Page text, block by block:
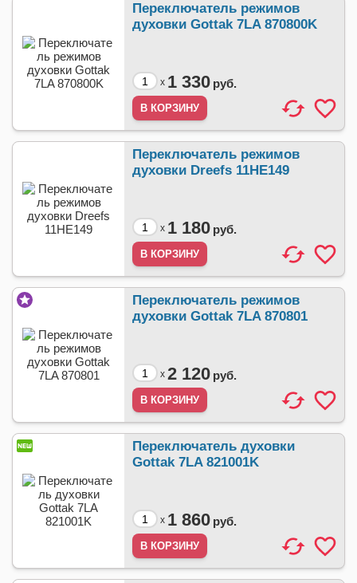
Переключатель режимов
духовки Gottak 7LA 870800K
x 1 330 руб.
Переключатель режимов
духовки Dreefs 11HE149
x 1 180 руб.
Переключатель режимов
духовки Gottak 7LA 870801
x 2 120 руб.
Переключатель духовки
Gottak 7LA 821001K
x 1 860 руб.